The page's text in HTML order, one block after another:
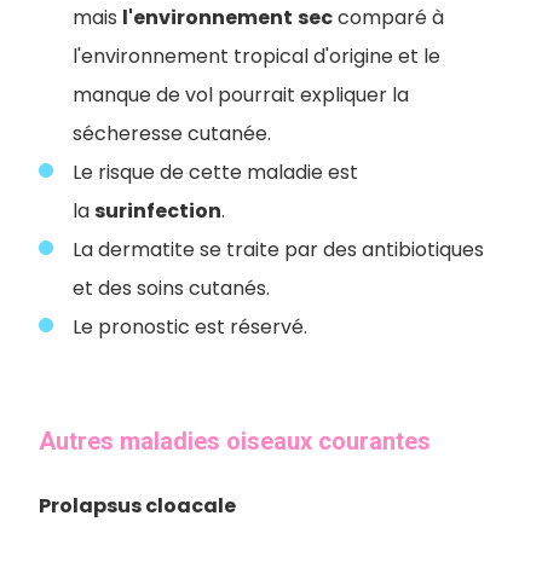
mais l'environnement seccomparé à
l'environnement tropical d'origine et le
manque de vol pourrait expliquer la
sécheresse cutanée.
Le risque de cette maladie est
lasurinfection.
La dermatite se traite par des antibiotiques
et des soins cutanés.
Le pronostic est réservé.
Autres maladies oiseaux courantes
Prolapsus cloacale